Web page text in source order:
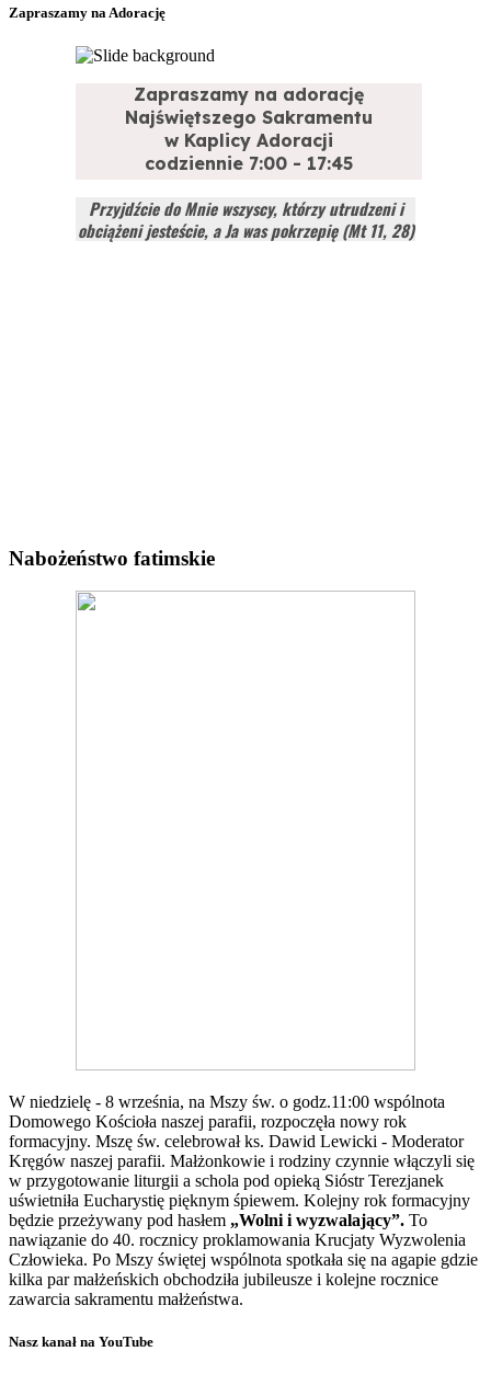
Zapraszamy na Adorację
Zapraszamy na adorację
Najświętszego Sakramentu
w Kaplicy Adoracji
codziennie 7:00 - 17:45
Przyjdźcie do Mnie wszyscy, którzy utrudzeni i
obciążeni jesteście, a Ja was pokrzepię (Mt 11, 28)
Nabożeństwo fatimskie
W niedzielę - 8 września, na Mszy św. o godz.11:00 wspólnota
Domowego Kościoła naszej parafii, rozpoczęła nowy rok
formacyjny. Mszę św. celebrował ks. Dawid Lewicki - Moderator
Kręgów naszej parafii. Małżonkowie i rodziny czynnie włączyli się
w przygotowanie liturgii a schola pod opieką Sióstr Terezjanek
uświetniła Eucharystię pięknym śpiewem. Kolejny rok formacyjny
będzie przeżywany pod hasłem „Wolni i wyzwalający”. To
nawiązanie do 40. rocznicy proklamowania Krucjaty Wyzwolenia
Człowieka. Po Mszy świętej wspólnota spotkała się na agapie gdzie
kilka par małżeńskich obchodziła jubileusze i kolejne rocznice
zawarcia sakramentu małżeństwa.
Nasz kanał na YouTube